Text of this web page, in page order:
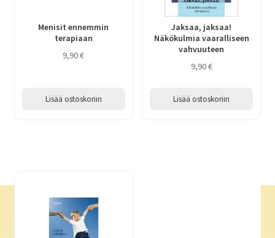
Menisit ennemmin
terapiaan
9,90€
Lisää ostoskoriin
Jaksaa, jaksaa!
Näkökulmia vaaralliseen
vahvuuteen
9,90€
Lisää ostoskoriin